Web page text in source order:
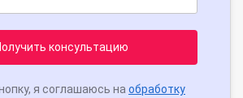
консультацию
я соглашаюсь на обработку